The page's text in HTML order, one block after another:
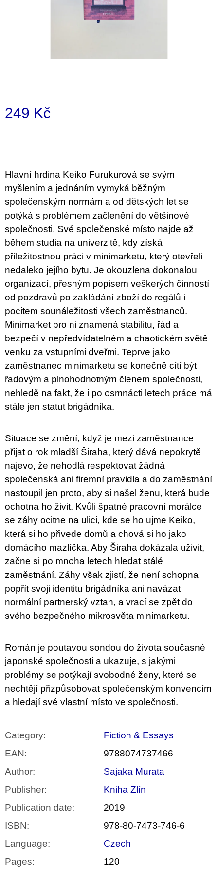
249 Kč
Hlavní hrdina Keiko Furukurová se svým
myšlením a jednáním vymyká běžným
společenským normám a od dětských let se
potýká s problémem začlenění do většinové
společnosti. Své společenské místo najde až
během studia na univerzitě, kdy získá
příležitostnou práci v minimarketu, který otevřeli
nedaleko jejího bytu. Je okouzlena dokonalou
organizací, přesným popisem veškerých činností
od pozdravů po zakládání zboží do regálů i
pocitem sounáležitosti všech zaměstnanců.
Minimarket pro ni znamená stabilitu, řád a
bezpečí v nepředvídatelném a chaotickém světě
venku za vstupními dveřmi. Teprve jako
zaměstnanec minimarketu se konečně cítí být
řadovým a plnohodnotným členem společnosti,
nehledě na fakt, že i po osmnácti letech práce má
stále jen statut brigádníka.
Situace se změní, když je mezi zaměstnance
přijat o rok mladší Širaha, který dává nepokrytě
najevo, že nehodlá respektovat žádná
společenská ani firemní pravidla a do zaměstnání
nastoupil jen proto, aby si našel ženu, která bude
ochotna ho živit. Kvůli špatné pracovní morálce
se záhy ocitne na ulici, kde se ho ujme Keiko,
která si ho přivede domů a chová si ho jako
domácího mazlíčka. Aby Širaha dokázala uživit,
začne si po mnoha letech hledat stálé
zaměstnání. Záhy však zjistí, že není schopna
popřít svoji identitu brigádníka ani navázat
normální partnerský vztah, a vrací se zpět do
svého bezpečného mikrosvěta minimarketu.
Román je poutavou sondou do života současné
japonské společnosti a ukazuje, s jakými
problémy se potýkají svobodné ženy, které se
nechtějí přizpůsobovat společenským konvencím
a hledají své vlastní místo ve společnosti.
Category:
Fiction & Essays
EAN:
9788074737466
Author:
Sajaka Murata
Publisher:
Kniha Zlín
Publication date:
2019
ISBN:
978-80-7473-746-6
Language:
Czech
Pages: 120
e
r
c
o
m
m
e
n
d
PŘIŠEL
ČAS
NA
DRUHOU
SMĚNU
VÝBĚR
Z
TEXTŮ
2025
350
Kč